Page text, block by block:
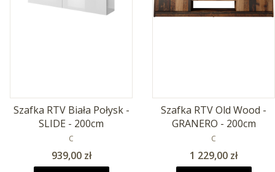
Szafka RTV Biała Połysk -
SLIDE - 200cm
PRODUCENT
C
Cena
939,00 zł
Szafka RTV Old Wood -
GRANERO - 200cm
PRODUCENT
C
Cena
1 229,00 zł